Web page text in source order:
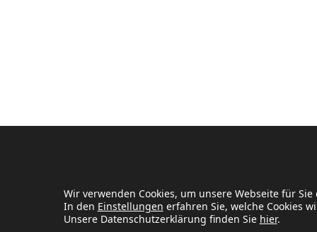
Wir verwenden Cookies, um unsere Webseite für
In den Einstellungen erfahren Sie, welche Cookies
Unsere Datenschutzerklärung finden Sie hier.